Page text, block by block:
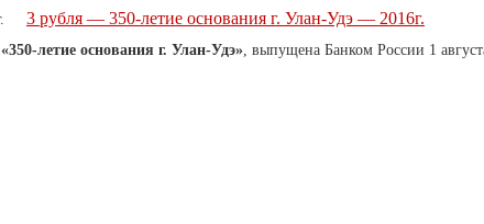
3 рубля — 350-летие основания г. Улан-Удэ — 2016г.
«350-летие основания г. Улан-Удэ», выпущена Банком России 1